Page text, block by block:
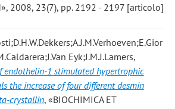
2008, 23(7), pp. 2192 - 2197 [articolo]
Eyk;J.M.J.Lamers,
endothelin-1 stimulated hypertrophic
the increase of four different desmin
crystallin, «BIOCHIMICA ET